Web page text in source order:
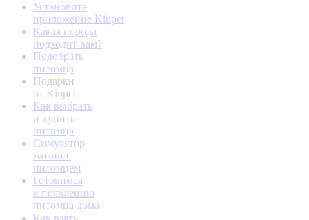
Установите
приложение Kinpet
Какая порода
подходит вам?
Подобрать
питомца
Подарки
от Kinpet
Как выбрать
и купить
питомца
Симулятор
жизни с
питомцем
Готовимся
к появлению
питомца дома
Как взять